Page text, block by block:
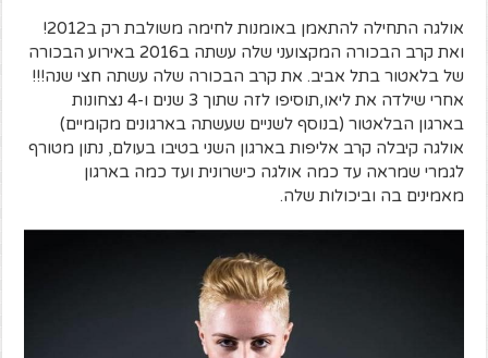
אולגה התחילה להתאמן באומנות לחימה משולבת רק ב2012!
ואת קרב הבכורה המקצועני שלה עשתה ב2016 באירוע הבכורה
של בלאטור בתל אביב. את קרב הבכורה שלה עשתה חצי שנה!!!
אחרי שילדה את ליאו,תוסיפו לזה שתוך 3 שנים ו-4 נצחונות
בארגון הבלאטור (בנוסף לשניים שעשתה בארגונים מקומיים)
אולגה קיבלה קרב אליפות בארגון השני בטיבו בעולם, נתון מטורף
לגמרי שמראה עד כמה אולגה כישרונית ועד כמה בארגון
מאמינים בה וביכולות שלה.